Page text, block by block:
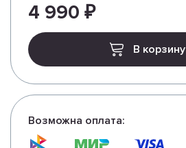
4 990 ₽
В корзину
Возможна оплата: